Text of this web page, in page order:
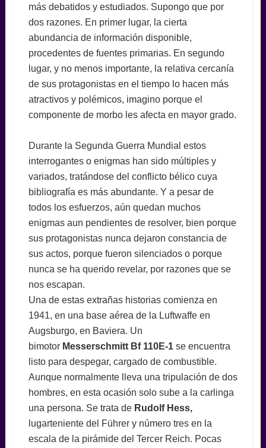
más debatidos y estudiados. Supongo que por
dos razones. En primer lugar, la cierta
abundancia de información disponible,
procedentes de fuentes primarias. En segundo
lugar, y no menos importante, la relativa cercanía
de sus protagonistas en el tiempo lo hacen más
atractivos y polémicos, imagino porque el
componente de morbo les afecta en mayor grado.
Durante la Segunda Guerra Mundial estos
interrogantes o enigmas han sido múltiples y
variados, tratándose del conflicto bélico cuya
bibliografía es más abundante. Y a pesar de
todos los esfuerzos, aún quedan muchos
enigmas aun pendientes de resolver, bien porque
sus protagonistas nunca dejaron constancia de
sus actos, porque fueron silenciados o porque
nunca se ha querido revelar, por razones que se
nos escapan.
Una de estas extrañas historias comienza en
1941, en una base aérea de la Luftwaffe en
Augsburgo, en Baviera. Un
bimotor Messerschmitt Bf 110E-1se encuentra
listo para despegar, cargado de combustible.
Aunque normalmente lleva una tripulación de dos
hombres, en esta ocasión solo sube a la carlinga
una persona. Se trata de Rudolf Hess,
lugarteniente del Führer y número tres en la
escala de la pirámide del Tercer Reich. Pocas